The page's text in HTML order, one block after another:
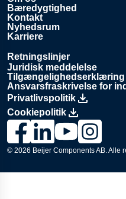
Bæredygtighed
Kontakt
Nyhedsrum
Karriere
Retningslinjer
Juridisk meddelelse
Tilgængelighedserklæring
Ansvarsfraskrivelse for
Privatlivspolitik
Cookiepolitik
Link til Lesjöfors’
Link til Lesjöfors’
Link tilLink til
© 2026 Beijer Components AB. Alle